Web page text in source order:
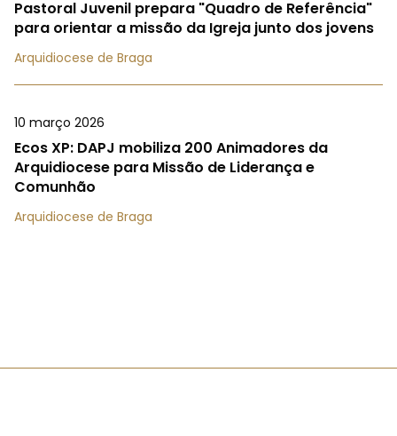
Pastoral Juvenil prepara "Quadro de Referência"
para orientar a missão da Igreja junto dos jovens
Arquidiocese de Braga
10 março 2026
Ecos XP: DAPJ mobiliza 200 Animadores da
Arquidiocese para Missão de Liderança e
Comunhão
Arquidiocese de Braga